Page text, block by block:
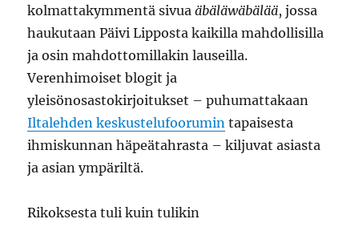
kolmattakymmentä sivuaäbäläwäbälää, jossa
haukutaan Päivi Lipposta kaikilla mahdollisilla
ja osin mahdottomillakin lauseilla.
Verenhimoiset blogit ja
yleisönosastokirjoitukset – puhumattakaan
Iltalehden keskustelufoorumin tapaisesta
ihmiskunnan häpeätahrasta – kiljuvat asiasta
ja asian ympäriltä.
Rikoksesta tuli kuin tulikin